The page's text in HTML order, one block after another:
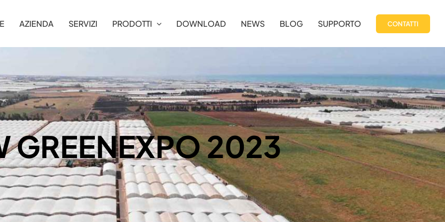
AZIENDA SERVIZI PRODOTTI DOWNLOAD NEWS BLOG SUPPORTO CONTATTI
GREENEXPO 2023